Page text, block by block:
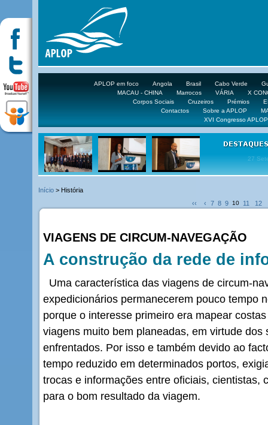
APLOP em foco Angola Brasil Cabo Verde
MACAU - CHINA
Marrocos VÁRIA
X
Corpos Sociais
Cruzeiros Prémios
Contactos
Sobre a APLOP
XVI Congresso APLOP
16 DE
Início > História
‹‹
‹ 7 8 9 10 11 12
VIAGENS DE CIRCUM-NAVEGAÇÃO
A construção da rede de
Uma característica das viagens de circum-
expedicionários permanecerem pouco tempo
porque o interesse primeiro era mapear
viagens muito bem planeadas, em virtude
enfrentados. Por isso e também devido ao
tempo reduzido em determinados portos,
trocas e informações entre oficiais, cientistas,
para o bom resultado da viagem.